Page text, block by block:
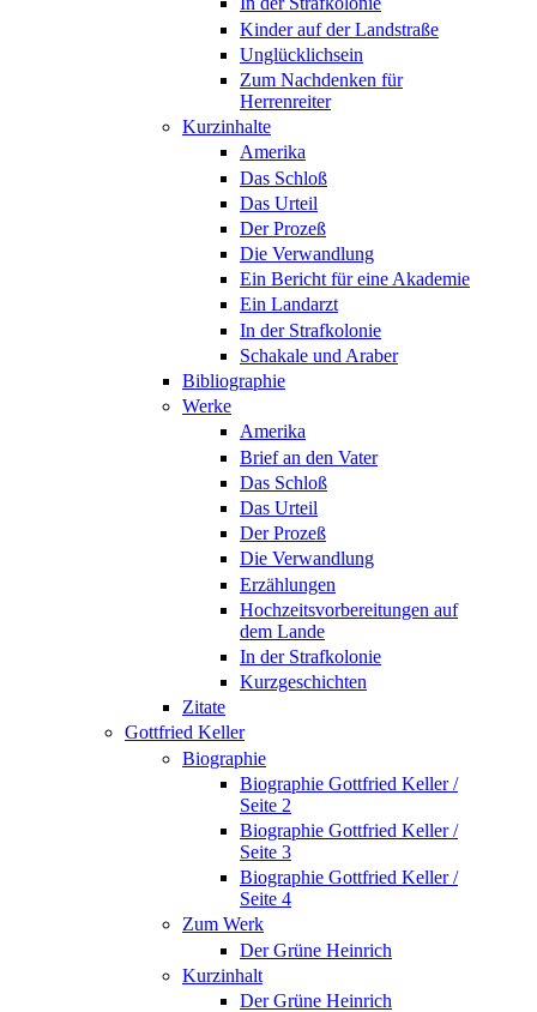
Kinder auf der Landstraße
Unglücklichsein
Zum Nachdenken für
Herrenreiter
Kurzinhalte
Amerika
Das Schloß
Das Urteil
Der Prozeß
Die Verwandlung
Ein Bericht für eine Akademie
Ein Landarzt
In der Strafkolonie
Schakale und Araber
Bibliographie
Werke
Amerika
Brief an den Vater
Das Schloß
Das Urteil
Der Prozeß
Die Verwandlung
Erzählungen
Hochzeitsvorbereitungen auf
dem Lande
In der Strafkolonie
Kurzgeschichten
Zitate
Gottfried Keller
Biographie
Biographie Gottfried Keller /
Seite 2
Biographie Gottfried Keller /
Seite 3
Biographie Gottfried Keller /
Seite 4
Zum Werk
Der Grüne Heinrich
Kurzinhalt
Der Grüne Heinrich